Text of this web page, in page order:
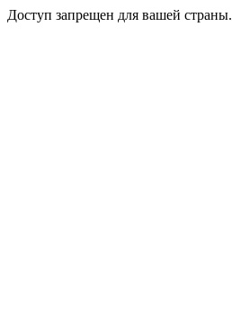
Доступ запрещен для вашей страны.